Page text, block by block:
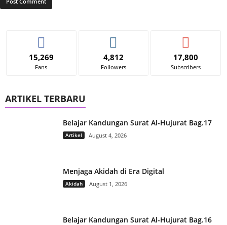
15,269
Fans
4,812
Followers
17,800
Subscribers
ARTIKEL TERBARU
Belajar Kandungan Surat Al-Hujurat Bag.17
Artikel August 4, 2026
Menjaga Akidah di Era Digital
Akidah August 1, 2026
Belajar Kandungan Surat Al-Hujurat Bag.16